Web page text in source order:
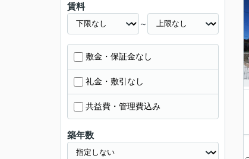
賃料
～
敷金・保証金なし
礼金・敷引なし
共益費・管理費込み
築年数